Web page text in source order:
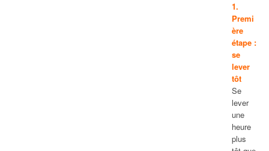
1.
Premi
ère
étape :
se
lever
tôt
Se
lever
une
heure
plus